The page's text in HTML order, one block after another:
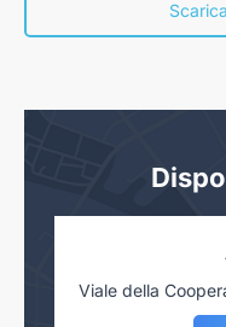
Viale della